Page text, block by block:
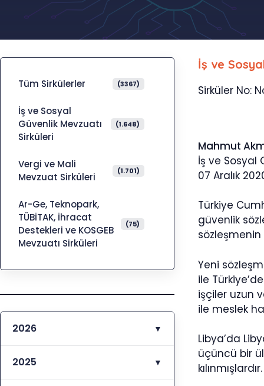
İş ve
Sirküler No:
Mahmut
İş ve Sosyal
07 Aralık
Türkiye
güvenlik
sözleşmenin
Yeni
ile
işçiler uzun
ile meslek
Libya’da
üçüncü bir
kılınmışlardır.
Tüm Sirkülerler (3367)
İş ve Sosyal
Güvenlik Mevzuatı
Sirküleri
(1.648)
Vergi ve Mali
Mevzuat Sirküleri
(1.701)
Ar-Ge, Teknopark,
TÜBİTAK, İhracat
Destekleri ve KOSGEB
Mevzuatı Sirküleri
(75)
2026 ▼
2025 ▼